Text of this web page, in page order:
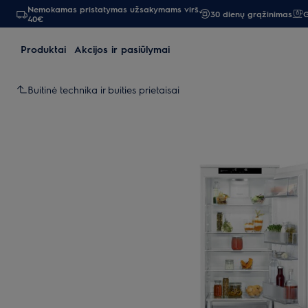
Nemokamas pristatymas užsakymams virš
40€
30 dienų grąžinimas
Produktai Akcijos ir pasiūlymai
Buitinė technika ir buities prietaisai